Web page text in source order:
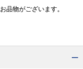
品物がございます。